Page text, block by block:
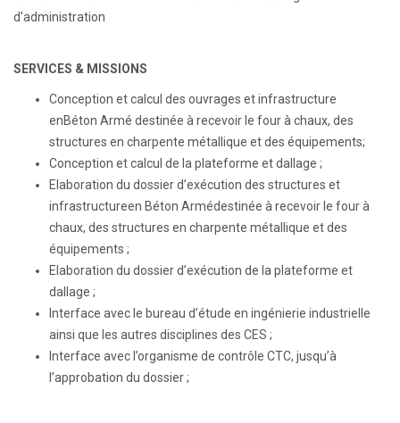
d'administration
SERVICES & MISSIONS
Conception et calcul des ouvrages et infrastructure
enBéton Armé destinée à recevoir le four à chaux, des
structures en charpente métallique et des équipements;
Conception et calcul de la plateforme et dallage ;
Elaboration du dossier d’exécution des structures et
infrastructureen Béton Armédestinée à recevoir le four à
chaux, des structures en charpente métallique et des
équipements ;
Elaboration du dossier d’exécution de la plateforme et
dallage ;
Interface avec le bureau d’étude en ingénierie industrielle
ainsi que les autres disciplines des CES ;
Interface avec l’organisme de contrôle CTC, jusqu’à
l’approbation du dossier ;